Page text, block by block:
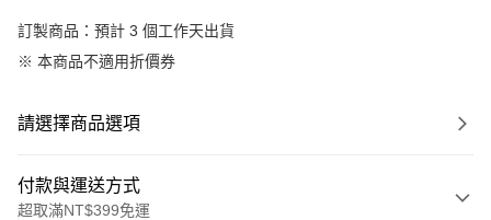
訂製商品：預計 3 個工作天出貨
※ 本商品不適用折價券
請選擇商品選項
付款與運送方式
超取滿NT$399免運